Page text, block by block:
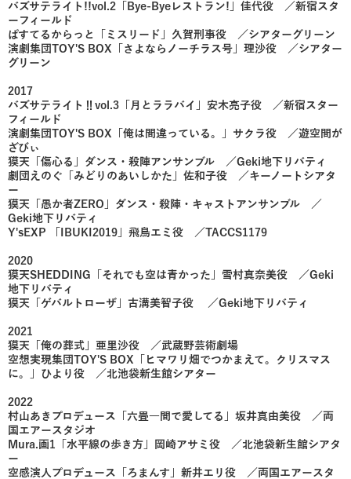
バズサテライト!!vol.2「Bye-Byeレストラン!」佳代役 ／新宿スタ
ーフィールド
ぱすてるからっと「ミスリード」久賀刑事役 ／シアターグリーン
演劇集団TOY'S BOX「さよならノーチラス号」理沙役 ／シアター
グリーン
2017
バズサテライト‼vol.3「月とララバイ」安木亮子役 ／新宿スター
フィールド
演劇集団TOY'S BOX「俺は間違っている。」サクラ役 ／遊空間が
ざびぃ
獏天「傷心る」ダンス・殺陣アンサンブル ／Geki地下リバティ
劇団えのぐ「みどりのあいしかた」佐和子役 ／キーノートシアタ
ー
獏天「愚か者ZERO」ダンス・殺陣・キャストアンサンブル ／​
Geki地下リバティ
Y'sEXP 「IBUKI2019」飛鳥エミ役 ／TACCS1179
2020
獏天SHEDDING「それでも空は青かった」雪村真奈美役 ／Geki
地下リバティ
獏天「ゲバルトローザ」古溝美智子役 ／Geki地下リバティ
2021
獏天「俺の葬式」亜里沙役 ／武蔵野芸術劇場
空想実現集団TOY'S BOX「ヒマワリ畑でつかまえて。クリスマス
に。」ひより役 ／北池袋新生館シアター
2022
村山あきプロデュース「六畳一間で愛してる」坂井真由美役 ／両
国エアースタジオ
Mura.画1「水平線の歩き方」岡崎アサミ役 ／北池袋新生館シアタ
ー
空感演人プロデュース「ろまんす」新井エリ役 ／両国エアースタ